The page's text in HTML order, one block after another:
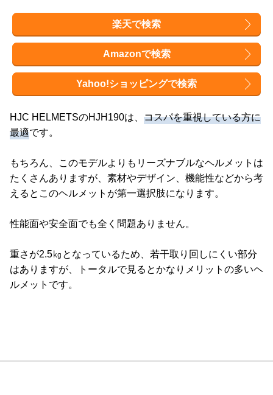
楽天で検索
Amazonで検索
Yahoo!ショッピングで検索
HJC HELMETSのHJH190は、 コスパを重視している方に
最適です。
もちろん、このモデルよりもリーズナブルなヘルメットは
たくさんありますが、素材やデザイン、機能性などから考
えるとこのヘルメットが第一選択肢になります。
性能面や安全面でも全く問題ありません。
重さが2.5㎏となっているため、若干取り回しにくい部分
はありますが、トータルで見るとかなりメリットの多いヘ
ルメットです。